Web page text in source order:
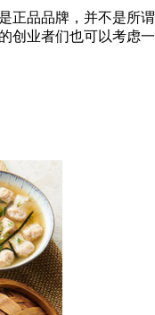
品品牌，并不是所
创业者们也可以考虑一